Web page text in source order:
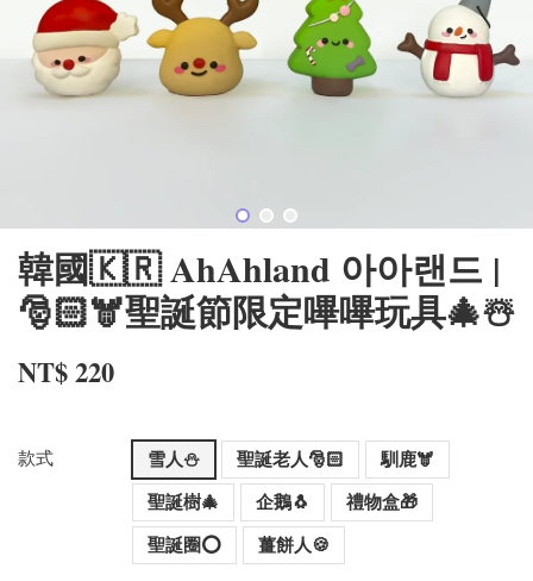
韓國🇰🇷 AhAhland 아아랜드 |
🎅🏻🫎聖誕節限定嗶嗶玩具🎄☃️
NT$ 220
款式 雪人⛄️ 聖誕老人🎅🏻 馴鹿🫎
聖誕樹🎄 企鵝🐧 禮物盒🎁
聖誕圈⭕️ 薑餅人🍪